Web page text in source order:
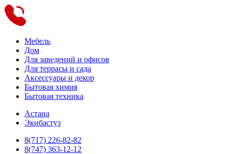
Мебель
Дом
Для заведений и офисов
Для террасы и сада
Аксессуары и декор
Бытовая химия
Бытовая техника
Астана
Экибастуз
8(717) 226-82-82
8(747) 363-12-12